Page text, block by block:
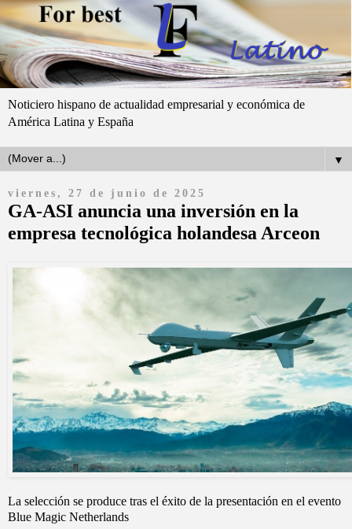
Noticiero hispano de actualidad empresarial y económica de
América Latina y España
▼
viernes, 27 de junio de 2025
GA-ASI anuncia una inversión en la
empresa tecnológica holandesa Arceon
La selección se produce tras el éxito de la presentación en el evento
Blue Magic Netherlands